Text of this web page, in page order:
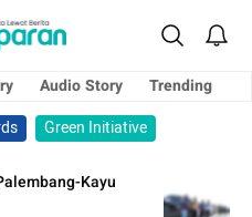
Audio Story
Trending
Green Initiative
Kayu